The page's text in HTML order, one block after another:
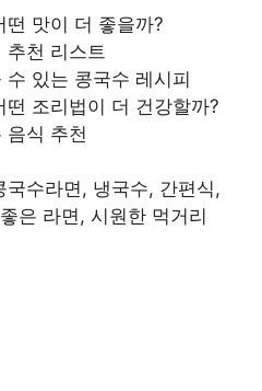
떤 맛이 더 좋을까?
추천 리스트
수 있는 콩국수 레시피
떤 조리법이 더 건강할까?
음식 추천
수라면, 냉국수, 간편식,
은 라면, 시원한 먹거리